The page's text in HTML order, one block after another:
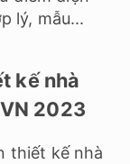
lý, mẫu...
kế nhà
2023
thiết kế nhà